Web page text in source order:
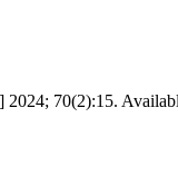
2024; 70(2):15.